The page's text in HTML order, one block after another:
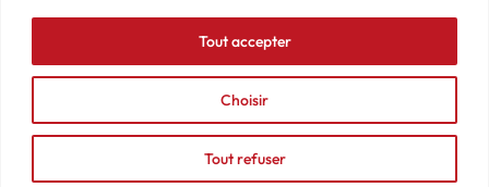
Choisir
Tout refuser
Tout accepter
74
87
contact@mediasaviron.fr
Actualités
Podcasts
Mentions
légalesAdresses
Détails
du
compte